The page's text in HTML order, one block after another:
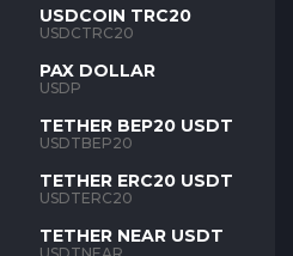
USDCOIN TRC20
USDCTRC20
PAX DOLLAR
USDP
TETHER BEP20 USDT
USDTBEP20
TETHER ERC20 USDT
USDTERC20
TETHER NEAR USDT